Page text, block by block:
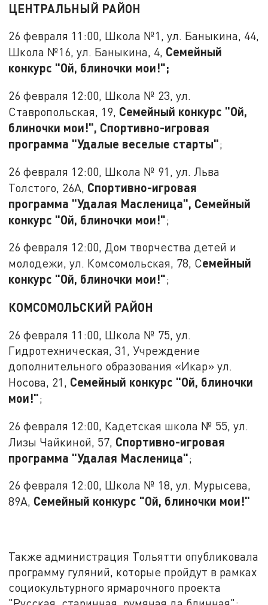
ЦЕНТРАЛЬНЫЙ РАЙОН
26 февраля 11:00, Школа №1, ул. Баныкина, 44,
Школа №16, ул. Баныкина, 4, Семейный
конкурс "Ой, блиночки мои!";
26 февраля 12:00, Школа № 23, ул.
Ставропольская, 19, Семейный конкурс "Ой,
блиночки мои!", Спортивно-игровая
программа "Удалые веселые старты";
26 февраля 12:00, Школа № 91, ул. Льва
Толстого, 26А, Спортивно-игровая
программа "Удалая Масленица", Семейный
конкурс "Ой, блиночки мои!";
26 февраля 12:00, Дом творчества детей и
молодежи, ул. Комсомольская, 78, Семейный
конкурс "Ой, блиночки мои!";
КОМСОМОЛЬСКИЙ РАЙОН
26 февраля 11:00, Школа № 75, ул.
Гидротехническая, 31, Учреждение
дополнительного образования «Икар» ул.
Носова, 21, Семейный конкурс "Ой, блиночки
мои!";
26 февраля 12:00, Кадетская школа № 55, ул.
Лизы Чайкиной, 57, Спортивно-игровая
программа "Удалая Масленица";
26 февраля 12:00, Школа № 18, ул. Мурысева,
89А, Семейный конкурс "Ой, блиночки мои!"
Также администрация Тольятти опубликовала
программу гуляний, которые пройдут в рамках
социокультурного ярмарочного проекта